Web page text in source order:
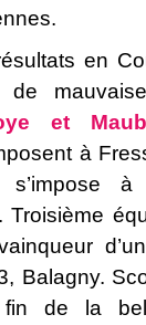
en
et
à
s’impose
Troisième
Balagny.
fin de la